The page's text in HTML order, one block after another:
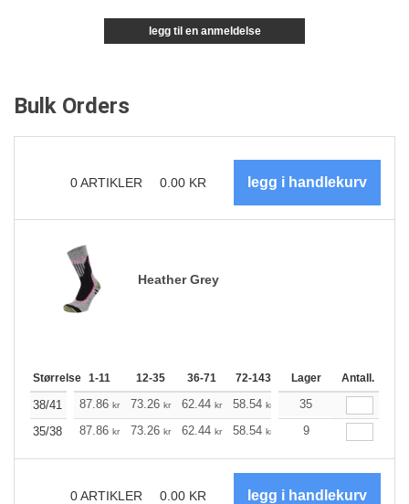
legg til en anmeldelse
Bulk Orders
0ARTIKLER 0.00 KR
Heather Grey
Størrelse 1-11 12-35 36-71 72-143 144-287 288 +
Lager Antall.
38/41 87.86 kr 73.26 kr 62.44 kr 58.54 kr 55.64
35
35/38
87.86 kr 73.26 kr 62.44 kr 58.54 kr 55.64
9
0ARTIKLER 0.00 KR